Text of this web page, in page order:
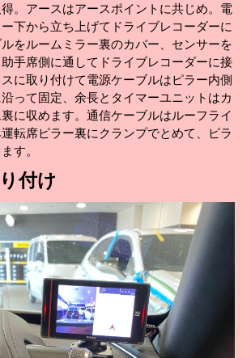
。アースはアースポイントに共じめ。電
下から立ち上げてドライブレコーダーに
をルームミラー裏のカバー、センサーを
手席側に通してドライブレコーダーに接
に取り付けて電源ケーブルはピラー内側
って固定、余長とタイマーユニットはカ
に収めます。通信ケーブルはルーフライ
転席ピラー裏にクランプでとめて、ピラ
す。
付け